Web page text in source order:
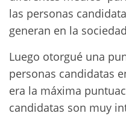
las personas
generan en la
Luego otorgué una
personas candidatas
era la máxima
candidatas son muy